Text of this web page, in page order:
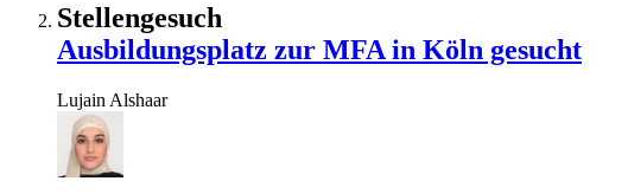
Stellengesuch
Ausbildungsplatz zur MFA in Köln gesucht
Lujain Alshaar